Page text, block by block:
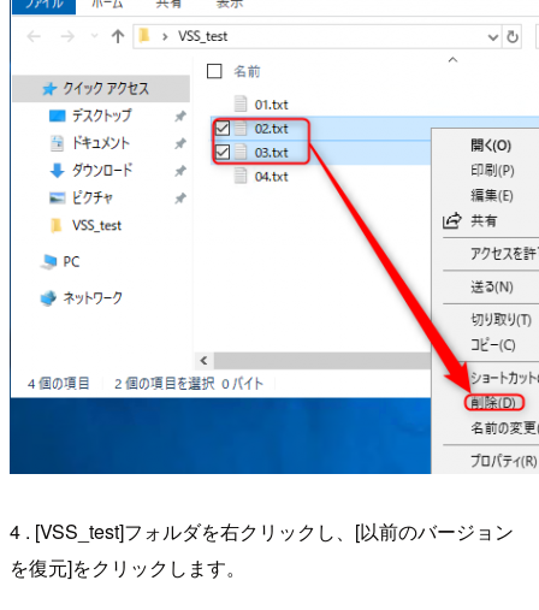
4 . [VSS_test]フォルダを右クリックし、[以前のバージョン
を復元]をクリックします。